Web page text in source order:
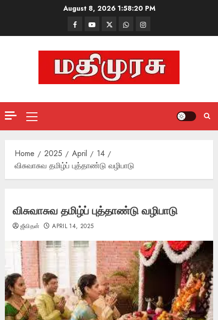
August 8, 2026 1:58:20 PM
FacebookMathemurasu
TV
TwitterWhatsAppInstagram
Primary
Menu
Home 2025 April
14
விசுவாசுவ தமிழ்ப் புத்தாண்டு வழிபாடு
விசுவாசுவ தமிழ்ப் புத்தாண்டு வழிபாடு
ஜீவிதன் APRIL 14, 2025